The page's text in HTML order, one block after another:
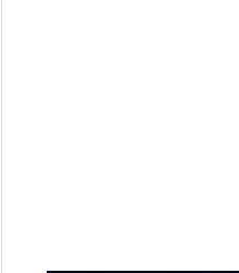
적부심 기각
보완수사권 폐지 우려 전달